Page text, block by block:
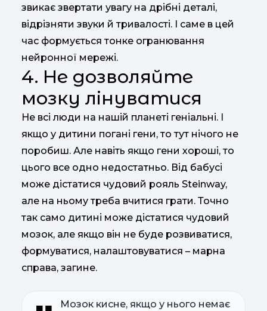
звикає звертати увагу на дрібні деталі,
відрізняти звуки й тривалості. І саме в цей
час формується тонке огранювання
нейронної мережі.
4. Не дозволяйте
мозку лінуватися
Не всі люди на нашій планеті геніальні. І
якщо у дитини погані гени, то тут нічого не
поробиш. Але навіть якщо гени хороші, то
цього все одно недостатньо. Від бабусі
може дістатися чудовий рояль Steinway,
але на ньому треба вчитися грати. Точно
так само дитині може дістатися чудовий
мозок, але якщо він не буде розвиватися,
формуватися, налаштовуватися – марна
справа, загине.
Мозок кисне, якщо у нього немає